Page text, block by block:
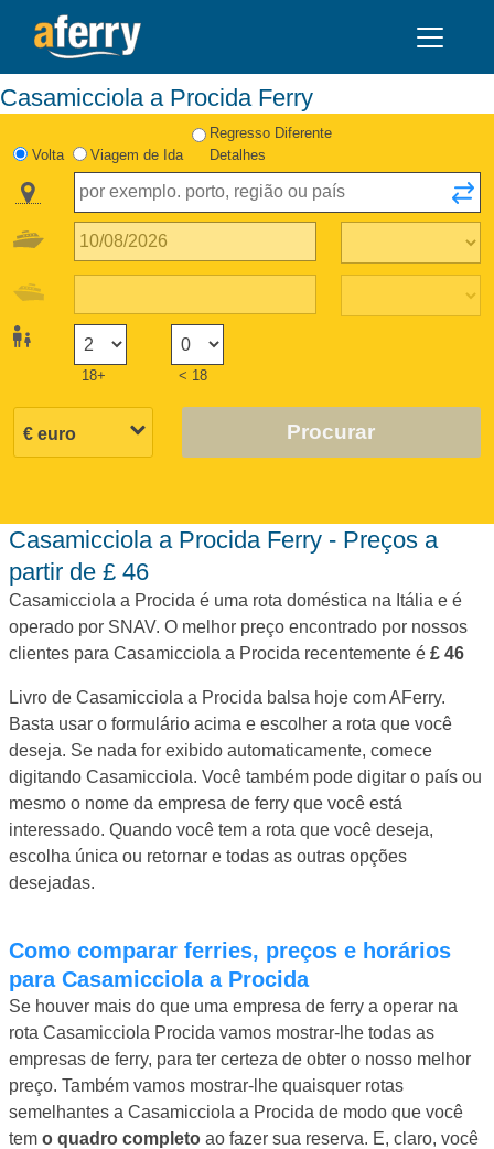
Casamicciola a Procida Ferry
Volta Viagem de Ida
Regresso Diferente
Detalhes
18+ < 18
Procurar
Casamicciola a Procida Ferry - Preços a
partir de £ 46
Casamicciola a Procida é uma rota doméstica na Itália e é
operado por SNAV. O melhor preço encontrado por nossos
clientes para Casamicciola a Procida recentemente é £ 46
Livro de Casamicciola a Procida balsa hoje com AFerry.
Basta usar o formulário acima e escolher a rota que você
deseja. Se nada for exibido automaticamente, comece
digitando Casamicciola. Você também pode digitar o país ou
mesmo o nome da empresa de ferry que você está
interessado. Quando você tem a rota que você deseja,
escolha única ou retornar e todas as outras opções
desejadas.
Como comparar ferries, preços e horários
para Casamicciola a Procida
Se houver mais do que uma empresa de ferry a operar na
rota Casamicciola Procida vamos mostrar-lhe todas as
empresas de ferry, para ter certeza de obter o nosso melhor
preço. Também vamos mostrar-lhe quaisquer rotas
semelhantes a Casamicciola a Procida de modo que você
tem o quadro completo ao fazer sua reserva. E, claro, você